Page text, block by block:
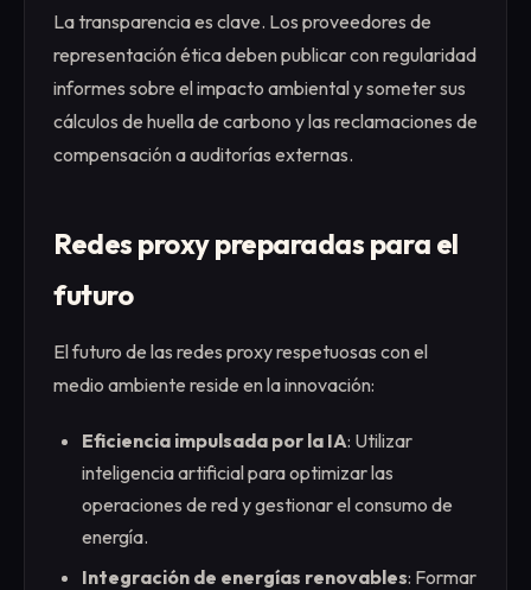
La transparencia es clave. Los proveedores de
representación ética deben publicar con regularidad
informes sobre el impacto ambiental y someter sus
cálculos de huella de carbono y las reclamaciones de
compensación a auditorías externas.
Redes proxy preparadas para el
futuro
El futuro de las redes proxy respetuosas con el
medio ambiente reside en la innovación:
Eficiencia impulsada por la IA: Utilizar
inteligencia artificial para optimizar las
operaciones de red y gestionar el consumo de
energía.
Integración de energías renovables: Formar